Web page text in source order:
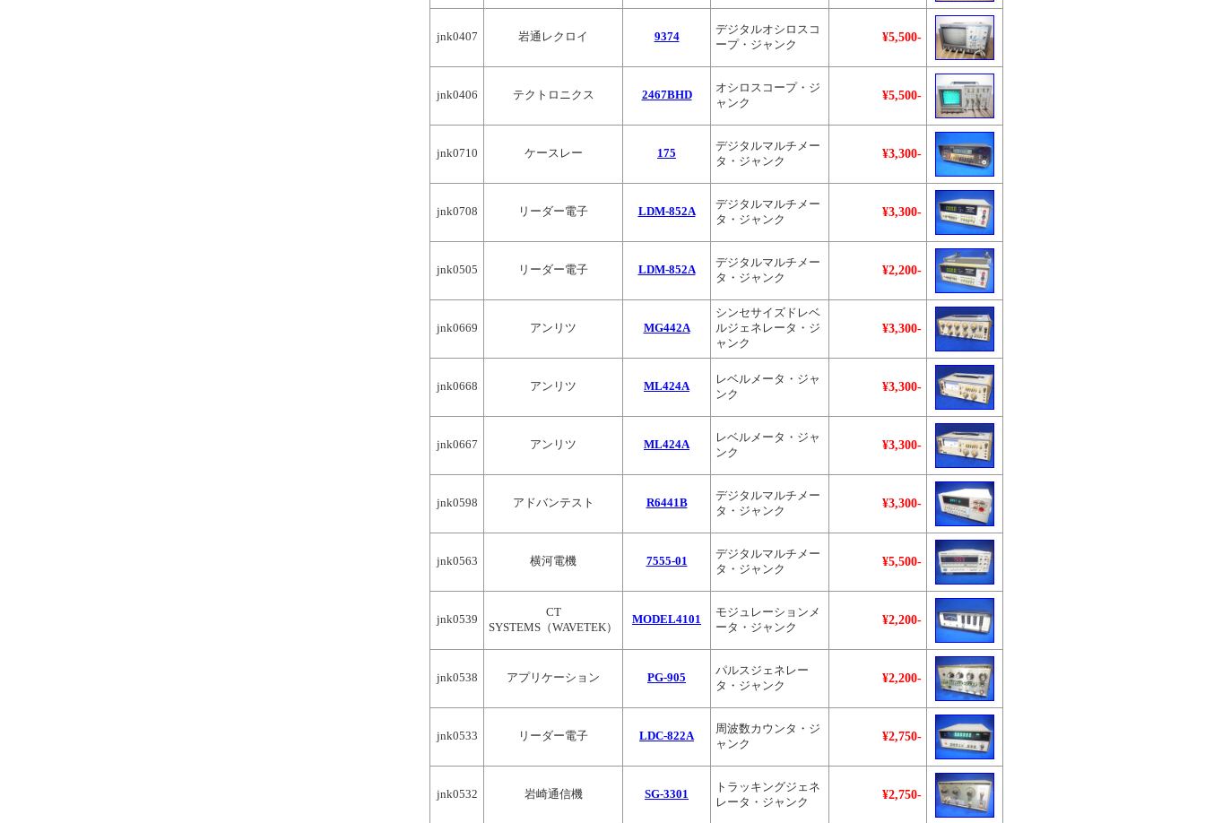
jnk0407 岩通レクロイ 9374
デジタルオシロスコ
ープ・ジャンク
¥5,500-
jnk0406 テクトロニクス 2467BHD
オシロスコープ・ジ
ャンク
¥5,500-
jnk0710 ケースレー 175
デジタルマルチメー
タ・ジャンク
¥3,300-
jnk0708 リーダー電子 LDM-852A
デジタルマルチメー
タ・ジャンク
¥3,300-
jnk0505 リーダー電子 LDM-852A
デジタルマルチメー
タ・ジャンク
¥2,200-
jnk0669 アンリツ MG442A
シンセサイズドレベ
ルジェネレータ・ジ
ャンク
¥3,300-
jnk0668 アンリツ ML424A
レベルメータ・ジャ
ンク
¥3,300-
jnk0667 アンリツ ML424A
レベルメータ・ジャ
ンク
¥3,300-
jnk0598 アドバンテスト R6441B
デジタルマルチメー
タ・ジャンク
¥3,300-
jnk0563 横河電機 7555-01
デジタルマルチメー
タ・ジャンク
¥5,500-
jnk0539
CT
SYSTEMS（WAVETEK）
MODEL4101
モジュレーションメ
ータ・ジャンク
¥2,200-
jnk0538 アプリケーション PG-905
パルスジェネレー
タ・ジャンク
¥2,200-
jnk0533 リーダー電子 LDC-822A
周波数カウンタ・ジ
ャンク
¥2,750-
jnk0532 岩崎通信機 SG-3301
トラッキングジェネ
レータ・ジャンク
¥2,750-